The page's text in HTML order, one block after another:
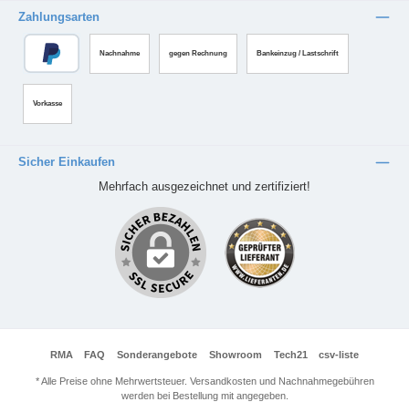
Zahlungsarten
Nachnahme gegen Rechnung Bankeinzug / Lastschrift
Vorkasse
Sicher Einkaufen
Mehrfach ausgezeichnet und zertifiziert!
RMA FAQ Sonderangebote Showroom Tech21 csv-liste
* Alle Preise ohne Mehrwertsteuer. Versandkosten und Nachnahmegebühren
werden bei Bestellung mit angegeben.